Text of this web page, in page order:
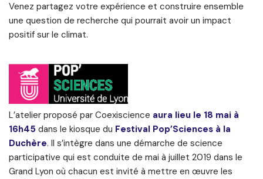
Venez partagez votre expérience et construire ensemble
une question de recherche qui pourrait avoir un impact
positif sur le climat.
L’atelier proposé par Coexiscience aura lieu le 18 mai à
16h45 dans le kiosque du Festival Pop’Sciences à la
Duchère. Il s’intègre dans une démarche de science
participative qui est conduite de mai à juillet 2019 dans le
Grand Lyon où chacun est invité à mettre en œuvre les